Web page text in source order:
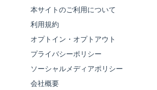
本サイトのご利用について
利用規約
オプトイン・オプトアウト
プライバシーポリシー
ソーシャルメディアポリシー
会社概要